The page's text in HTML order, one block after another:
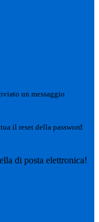
un messaggio
il reset della password
di posta elettronica!